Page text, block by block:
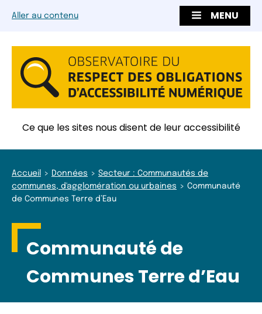
Aller au contenu MENU
Ce que les sites nous disent de leur accessibilité
Accueil Données
Secteur : Communautés de
communes, d'agglomération ou urbaines
Communauté
de Communes Terre d’Eau
Communauté de
Communes Terre d’Eau